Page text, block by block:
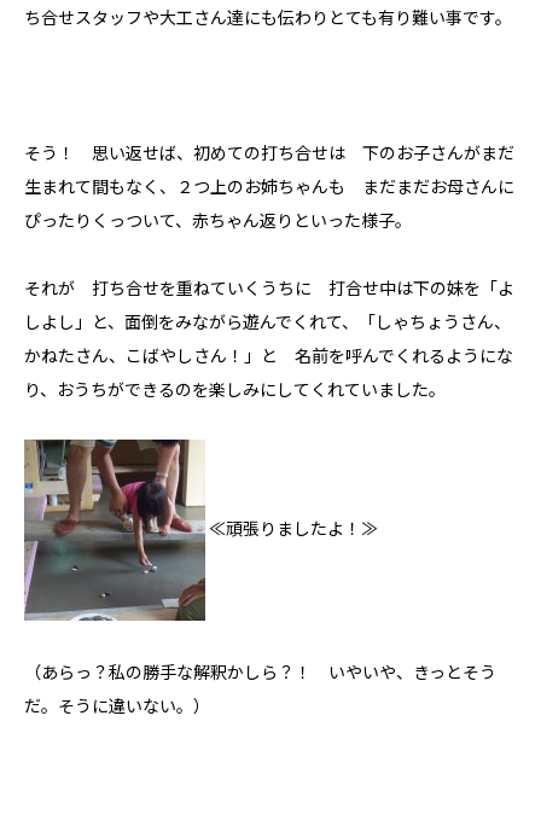
ち合せスタッフや大工さん達にも伝わりとても有り難い事です。
そう！ 思い返せば、初めての打ち合せは 下のお子さんがまだ
生まれて間もなく、２つ上のお姉ちゃんも まだまだお母さんに
ぴったりくっついて、赤ちゃん返りといった様子。
それが 打ち合せを重ねていくうちに 打合せ中は下の妹を「よ
しよし」と、面倒をみながら遊んでくれて、「しゃちょうさん、
かねたさん、こばやしさん！」と 名前を呼んでくれるようにな
り、おうちができるのを楽しみにしてくれていました。
≪頑張りましたよ！≫
（あらっ？私の勝手な解釈かしら？！ いやいや、きっとそう
だ。そうに違いない。）